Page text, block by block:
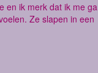
en ik merk dat ik me ga
Ze slapen in een